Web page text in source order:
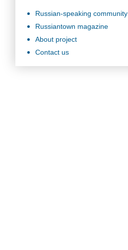
Russian-speaking community
Russiantown magazine
About project
Contact us